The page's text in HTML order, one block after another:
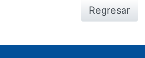
Regresar